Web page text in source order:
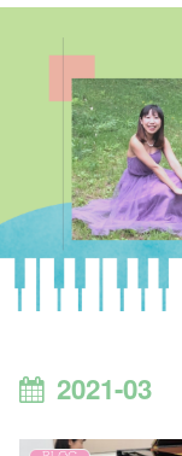
2021-03